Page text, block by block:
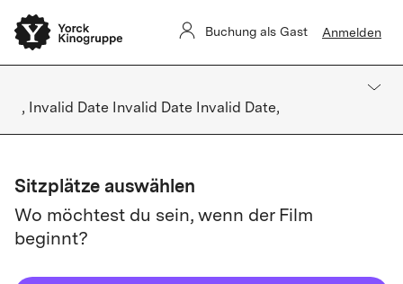
Buchung als Gast Anmelden
, Invalid Date Invalid Date Invalid Date,
Sitzplätze auswählen
Wo möchtest du sein, wenn der Film
beginnt?